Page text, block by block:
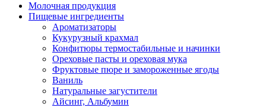
Молочная продукция
Пищевые ингредиенты
Ароматизаторы
Кукурузный крахмал
Конфитюры термостабильные и начинки
Ореховые пасты и ореховая мука
Фруктовые пюре и замороженные ягоды
Ваниль
Натуральные загустители
Айсинг, Альбумин